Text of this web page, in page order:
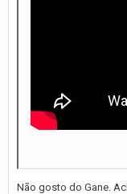
Não gosto do Gane.